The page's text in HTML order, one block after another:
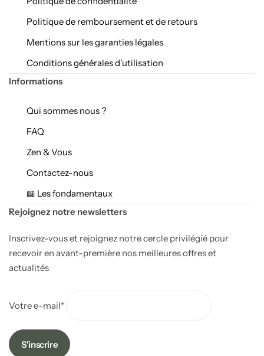
Politique de remboursement et de retours
Mentions sur les garanties légales
Conditions générales d’utilisation
Informations
Qui sommes nous ?
FAQ
Zen & Vous
Contactez-nous
📖 Les fondamentaux
Rejoignez notre newsletters
Inscrivez-vous et rejoignez notre cercle privilégié pour
recevoir en avant-première nos meilleures offres et
actualités
Votre e-mail*
Chambre enfant Feng shui